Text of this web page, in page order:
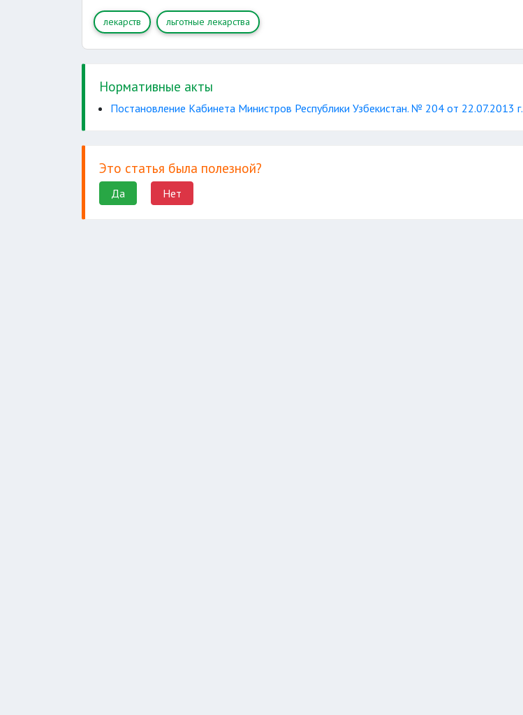
лекарств льготные лекарства
Нормативные акты
Постановление Кабинета Министров Республики Узбекистан. № 204 от 22.07.2013 г.
Это статья была полезной?
Да Нет